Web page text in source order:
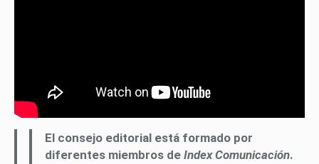
El consejo editorial está formado por
diferentes miembros de Index Comunicación.